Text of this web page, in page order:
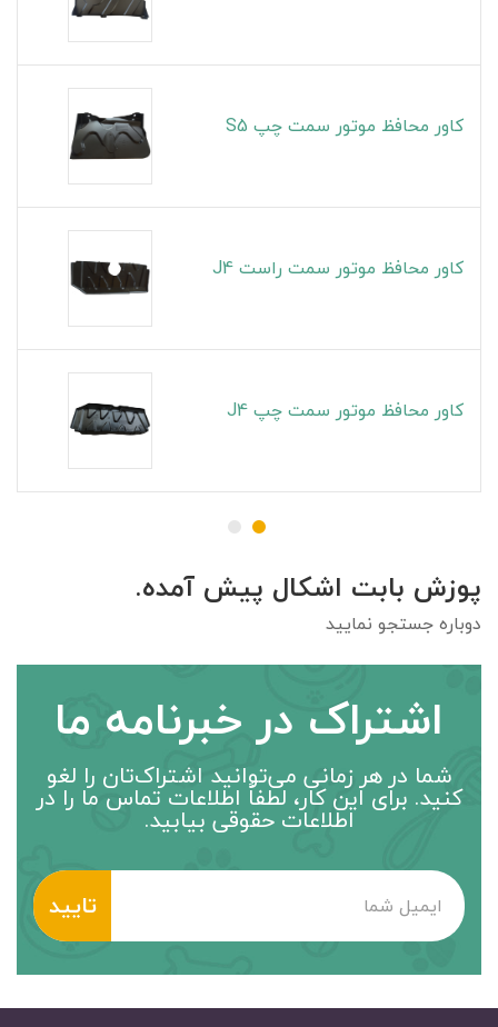
کاور محافظ موتور سمت چپ S5
کاور محافظ موتور سمت راست J4
کاور محافظ موتور سمت چپ J4
پوزش بابت اشکال پیش آمده.
دوباره جستجو نمایید
اشتراک در خبرنامه ما
شما در هر زمانی می‌توانید اشتراک‌تان را لغو
کنید. برای این کار، لطفاً اطلاعات تماس ما را در
اطلاعات حقوقی بیابید.